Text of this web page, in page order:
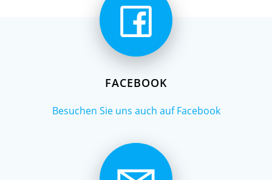
FACEBOOK
Besuchen Sie uns auch auf Facebook